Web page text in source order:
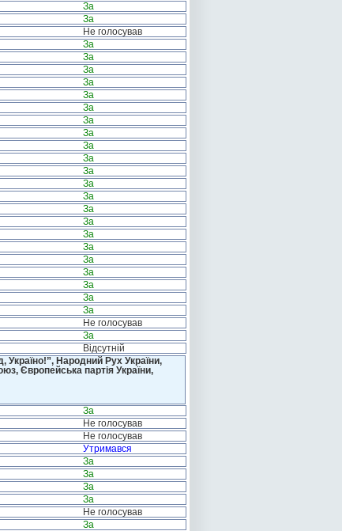
За
За
Не голосував
За
За
За
За
За
За
За
За
За
За
За
За
За
За
За
За
За
За
За
За
За
За
Не голосував
За
Відсутній
Народний Рух України,
Європейська партія України,
За
Не голосував
Не голосував
Утримався
За
За
За
За
Не голосував
За